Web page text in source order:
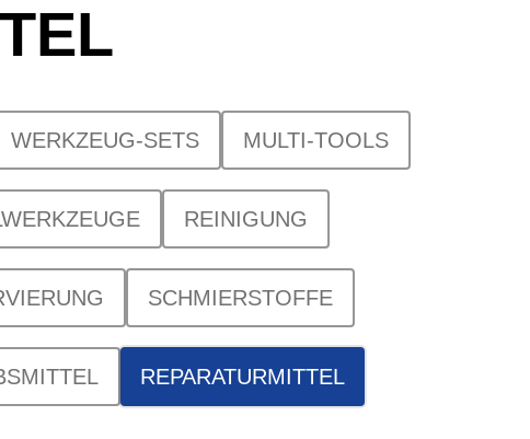
WERKZEUG-SETS MULTI-TOOLS
REINIGUNG
SCHMIERSTOFFE
REPARATURMITTEL